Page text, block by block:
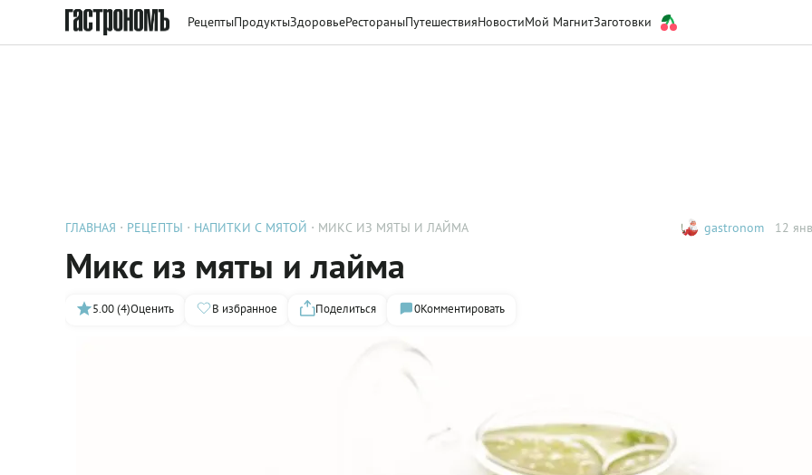
РецептыПродуктыЗдоровьеРестораныПутешествияНовостиМой МагнитЗаготовки
ГЛАВНАЯ РЕЦЕПТЫ НАПИТКИ С МЯТОЙ МИКС ИЗ МЯТЫ И ЛАЙМА gastronom 12
Микс из мяты и лайма
5.00 (4)Оценить В избранное Поделиться 0Комментировать